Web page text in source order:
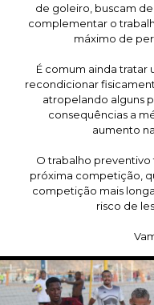
de goleiro, buscam
complementar o
máximo de
É comum ainda tratar
recondicionar
atropelando alguns
consequências a
aumento
O trabalho preventivo
próxima competição,
competição mais
risco de